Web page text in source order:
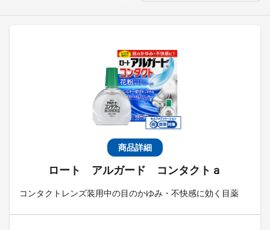
商品詳細
ロート アルガード コンタクトａ
コンタクトレンズ装用中の目のかゆみ・不快感に効く目薬